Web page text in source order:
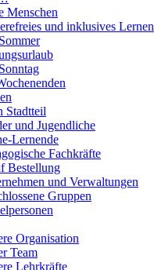
Menschen
und inklusives Lernen
Stadtteil
und Jugendliche
Lernende
Fachkräfte
Bestellung
und Verwaltungen
Gruppen
Organisation
Team
Lehrkräfte